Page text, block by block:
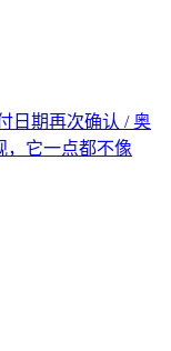
日期再次确认 / 奥
，它一点都不像